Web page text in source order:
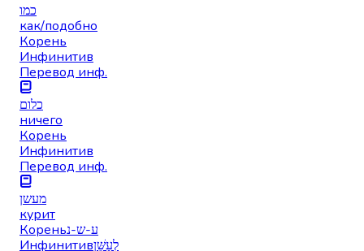
כמו
как/подобно
Корень
Инфинитив
Перевод инф.
כלום
ничего
Корень
Инфинитив
Перевод инф.
מעשן
курит
Кореньע-ש-נ
Инфинитивלְעַשֵּׁן